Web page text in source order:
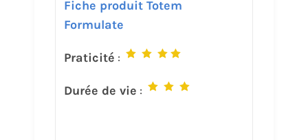
Fiche produit Totem
Formulate
Praticité :
Durée de vie :